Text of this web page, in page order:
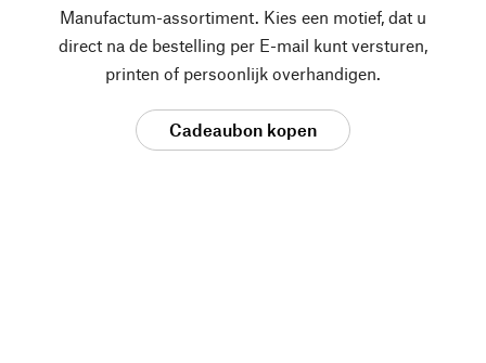
Manufactum-assortiment. Kies een motief, dat u
direct na de bestelling per E-mail kunt versturen,
printen of persoonlijk overhandigen.
Cadeaubon kopen